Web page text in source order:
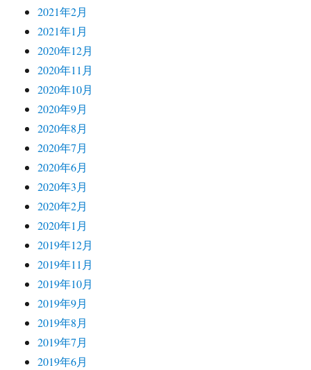
2021年2月
2021年1月
2020年12月
2020年11月
2020年10月
2020年9月
2020年8月
2020年7月
2020年6月
2020年3月
2020年2月
2020年1月
2019年12月
2019年11月
2019年10月
2019年9月
2019年8月
2019年7月
2019年6月